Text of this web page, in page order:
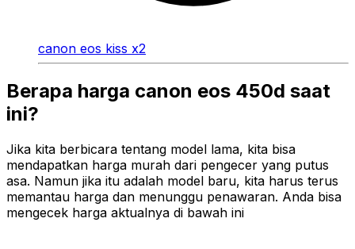
canon eos kiss x2
Berapa harga canon eos 450d saat
ini?
Jika kita berbicara tentang model lama, kita bisa
mendapatkan harga murah dari pengecer yang putus
asa. Namun jika itu adalah model baru, kita harus terus
memantau harga dan menunggu penawaran. Anda bisa
mengecek harga aktualnya di bawah ini